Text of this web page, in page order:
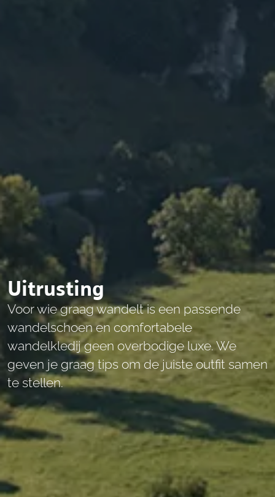
Uitrusting
Voor wie graag wandelt is een passende
wandelschoen en comfortabele
wandelkledij geen overbodige luxe. We
geven je graag tips om de juiste outfit samen
te stellen.